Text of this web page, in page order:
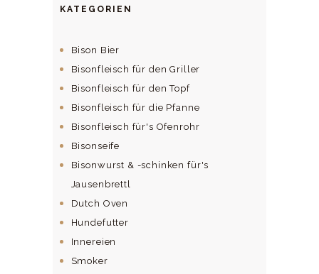
KATEGORIEN
Bison Bier
Bisonfleisch für den Griller
Bisonfleisch für den Topf
Bisonfleisch für die Pfanne
Bisonfleisch für's Ofenrohr
Bisonseife
Bisonwurst & -schinken für's
Jausenbrettl
Dutch Oven
Hundefutter
Innereien
Smoker